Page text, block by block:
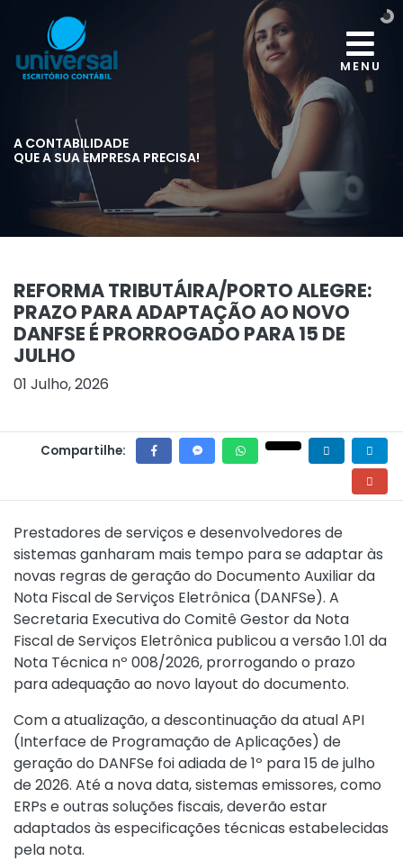
MENU
A CONTABILIDADE
QUE A SUA EMPRESA PRECISA!
REFORMA TRIBUTÁIRA/PORTO ALEGRE:
PRAZO PARA ADAPTAÇÃO AO NOVO
DANFSE É PRORROGADO PARA 15 DE
JULHO
01 Julho, 2026
Compartilhe:
Prestadores de serviços e desenvolvedores de
sistemas ganharam mais tempo para se adaptar às
novas regras de geração do Documento Auxiliar da
Nota Fiscal de Serviços Eletrônica (DANFSe). A
Secretaria Executiva do Comitê Gestor da Nota
Fiscal de Serviços Eletrônica publicou a versão 1.01 da
Nota Técnica nº 008/2026, prorrogando o prazo
para adequação ao novo layout do documento.
Com a atualização, a descontinuação da atual API
(Interface de Programação de Aplicações) de
geração do DANFSe foi adiada de 1º para 15 de julho
de 2026. Até a nova data, sistemas emissores, como
ERPs e outras soluções fiscais, deverão estar
adaptados às especificações técnicas estabelecidas
pela nota.